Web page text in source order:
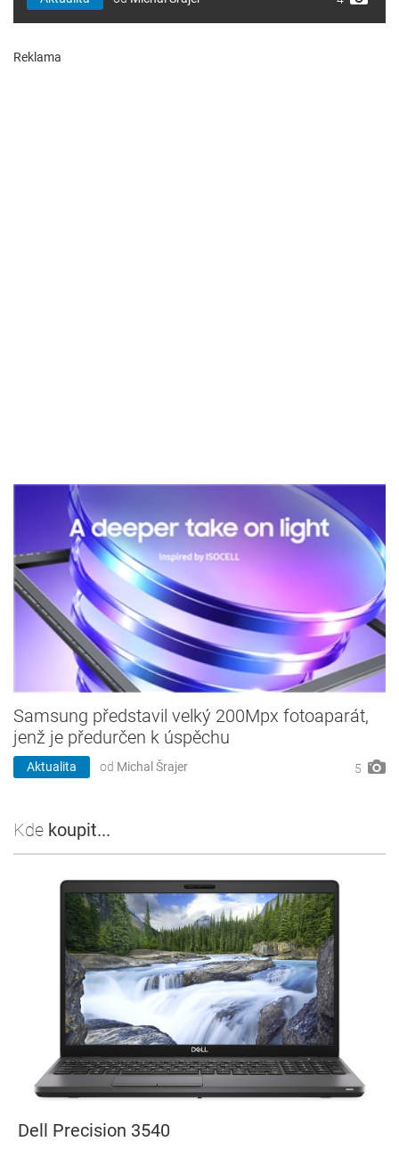
Reklama
Samsung představil velký 200Mpx fotoaparát,
jenž je předurčen k úspěchu
Aktualita od Michal Šrajer 5
Kde koupit...
Dell Precision 3540